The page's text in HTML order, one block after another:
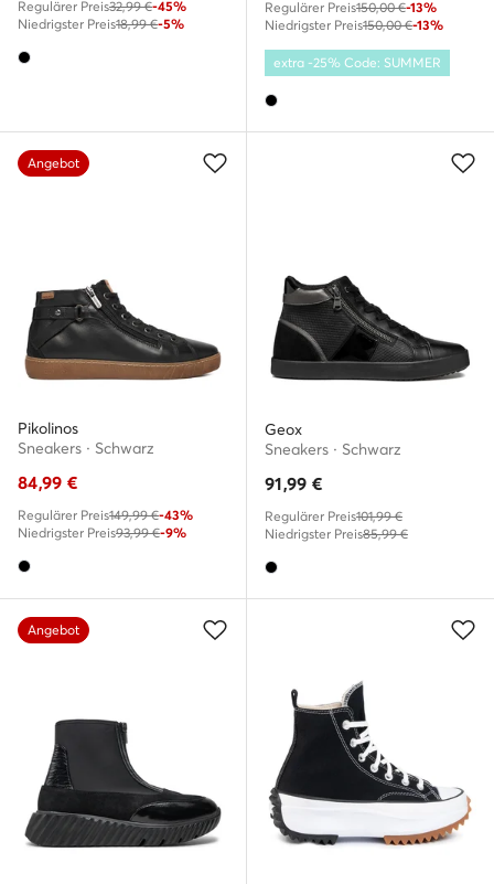
Regulärer Preis32,99 €-45%
Niedrigster Preis18,99 €-5%
Regulärer Preis150,00 €-13%
Niedrigster Preis150,00 €-13%
extra -25% Code: SUMMER
Angebot
Pikolinos
Sneakers · Schwarz
84,99 €
Regulärer Preis149,99 €-43%
Niedrigster Preis93,99 €-9%
Geox
Sneakers · Schwarz
91,99 €
Regulärer Preis101,99 €
Niedrigster Preis85,99 €
Angebot